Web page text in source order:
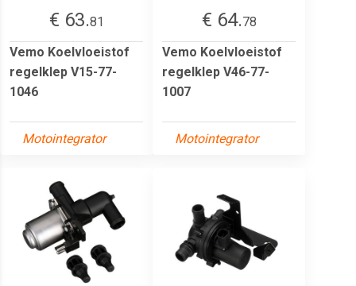
€ 63.81
Vemo Koelvloeistof
regelklep V15-77-
1046
Motointegrator
€ 64.78
Vemo Koelvloeistof
regelklep V46-77-
1007
Motointegrator